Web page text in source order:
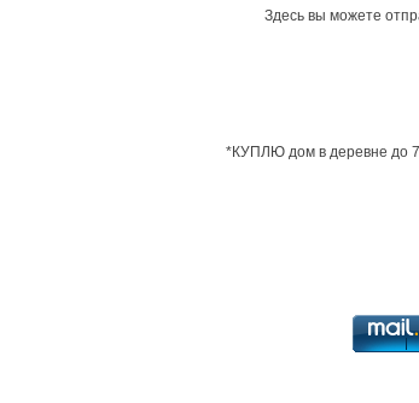
Здесь вы можете
*КУПЛЮ дом в деревне до